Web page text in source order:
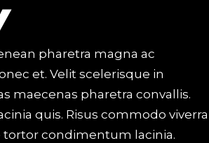
pharetra magna ac
et. Velit scelerisque in
maecenas pharetra convallis.
quis. Risus commodo viverra
tortor condimentum lacinia.